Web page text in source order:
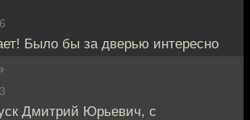
Было бы за дверью интересно
Дмитрий Юрьевич, с